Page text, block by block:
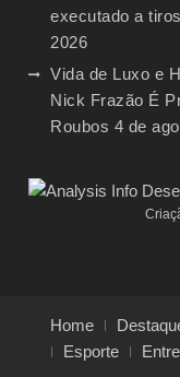
executado a
2026
Vida de Luxo e
Nick Frazão É
Roubos 4 de
Home
Esporte